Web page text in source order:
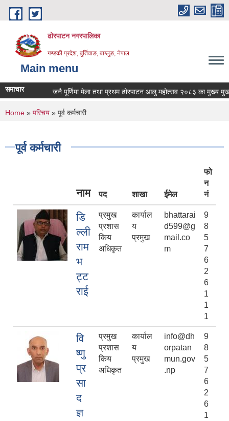
Skip to main content
ढोरपाटन नगरपालिका
गण्डकी प्रदेश, बुर्तिवाङ, बाग्लुङ, नेपाल
Main menu
समाचार जनै पूर्णिमा मेला तथा प्रथम ढोरपाटन आलु महोत्सव २०८३ का मुख्य मुख्य
You are here
Home » परिचय » पूर्व कर्मचारी
पूर्व कर्मचारी
नाम पद शाखा ईमेल
फो
न
नं
डि
ल्ली
राम
भ
ट्ट
राई
प्रमुख
प्रशास
किय
अधिकृत
कार्याल
य
प्रमुख
bhattarai
d599@g
mail.co
m
9
8
5
7
6
2
6
1
1
1
वि
ष्णु
प्र
सा
द
ज्ञ
प्रमुख
प्रशास
किय
अधिकृत
कार्याल
य
प्रमुख
info@dh
orpatan
mun.gov
.np
9
8
5
7
6
2
6
1